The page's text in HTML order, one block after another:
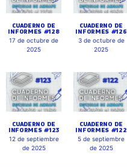
CUADERNO DE
INFORMES #128
17 de octubre de
2025
CUADERNO DE
INFORMES #126
3 de octubre de
2025
CUADERNO DE
INFORMES #123
12 de septiembre
de 2025
CUADERNO DE
INFORMES #122
5 de septiembre
de 2025